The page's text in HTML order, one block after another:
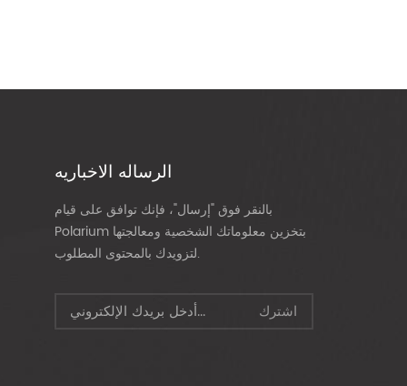
الرساله الاخباريه
بالنقر فوق "إرسال"، فإنك توافق على قيام
Polarium بتخزين معلوماتك الشخصية ومعالجتها
لتزويدك بالمحتوى المطلوب.